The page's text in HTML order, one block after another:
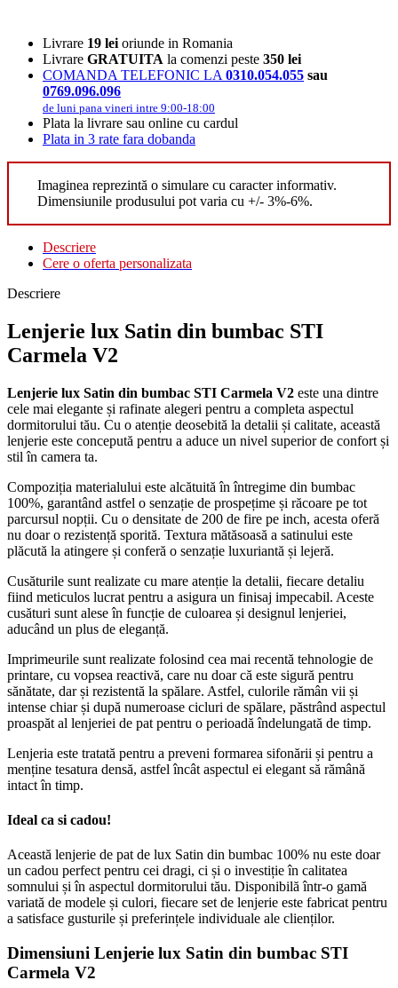
Livrare 19 lei oriunde in Romania
Livrare GRATUITA la comenzi peste 350 lei
COMANDA TELEFONIC LA 0310.054.055 sau
0769.096.096
de luni pana vineri intre 9:00-18:00
Plata la livrare sau online cu cardul
Plata in 3 rate fara dobanda
Imaginea reprezintă o simulare cu caracter informativ.
Dimensiunile produsului pot varia cu +/- 3%-6%.
Descriere
Cere o oferta personalizata
Descriere
Lenjerie lux Satin din bumbac STI
Carmela V2
Lenjerie lux Satin din bumbac STI Carmela V2 este una dintre
cele mai elegante și rafinate alegeri pentru a completa aspectul
dormitorului tău. Cu o atenție deosebită la detalii și calitate, această
lenjerie este concepută pentru a aduce un nivel superior de confort și
stil în camera ta.
Compoziția materialului este alcătuită în întregime din bumbac
100%, garantând astfel o senzație de prospețime și răcoare pe tot
parcursul nopții. Cu o densitate de 200 de fire pe inch, acesta oferă
nu doar o rezistență sporită. Textura mătăsoasă a satinului este
plăcută la atingere și conferă o senzație luxuriantă și lejeră.
Cusăturile sunt realizate cu mare atenție la detalii, fiecare detaliu
fiind meticulos lucrat pentru a asigura un finisaj impecabil. Aceste
cusături sunt alese în funcție de culoarea și designul lenjeriei,
aducând un plus de eleganță.
Imprimeurile sunt realizate folosind cea mai recentă tehnologie de
printare, cu vopsea reactivă, care nu doar că este sigură pentru
sănătate, dar și rezistentă la spălare. Astfel, culorile rămân vii și
intense chiar și după numeroase cicluri de spălare, păstrând aspectul
proaspăt al lenjeriei de pat pentru o perioadă îndelungată de timp.
Lenjeria este tratată pentru a preveni formarea sifonării și pentru a
menține tesatura densă, astfel încât aspectul ei elegant să rămână
intact în timp.
Ideal ca si cadou!
Această lenjerie de pat de lux Satin din bumbac 100% nu este doar
un cadou perfect pentru cei dragi, ci și o investiție în calitatea
somnului și în aspectul dormitorului tău. Disponibilă într-o gamă
variată de modele și culori, fiecare set de lenjerie este fabricat pentru
a satisface gusturile și preferințele individuale ale clienților.
Dimensiuni Lenjerie lux Satin din bumbac STI
Carmela V2